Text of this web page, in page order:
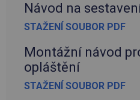
Návod na
STAŽENÍ SOUBOR PDF
Montážní návod
opláštění
STAŽENÍ SOUBOR PDF